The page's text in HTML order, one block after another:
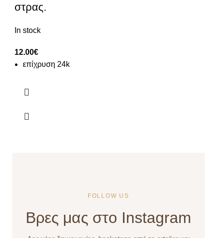
στρας.
In stock
12.00€
επίχρυση 24k
FOLLOW US
Βρες μας στο Instagram